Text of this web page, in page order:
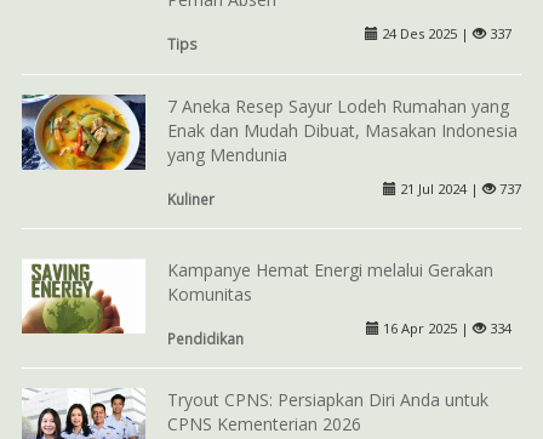
Tips
24 Des 2025 | 337
7 Aneka Resep Sayur Lodeh Rumahan yang
Enak dan Mudah Dibuat, Masakan Indonesia
yang Mendunia
Kuliner
21 Jul 2024 | 737
Kampanye Hemat Energi melalui Gerakan
Komunitas
Pendidikan
16 Apr 2025 | 334
Tryout CPNS: Persiapkan Diri Anda untuk
CPNS Kementerian 2026